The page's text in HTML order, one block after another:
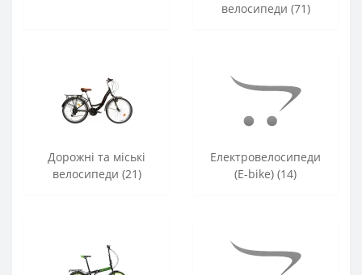
велосипеди (71)
Дорожні та міські
велосипеди (21)
Електровелосипеди
(E-bike) (14)